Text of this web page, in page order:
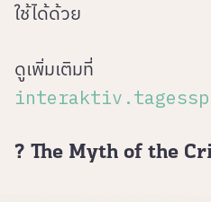
ใช้ได้ด้วย
ดูเพิ่มเติมที่
? The Myth of the